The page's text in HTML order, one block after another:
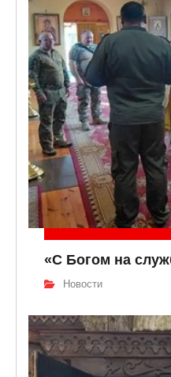
«С Богом на
Новости